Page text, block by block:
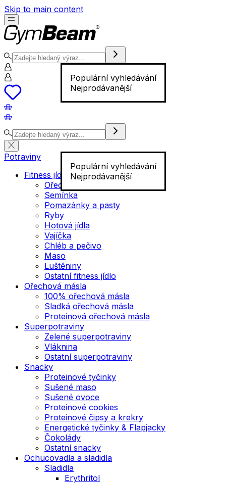
Skip to main content
Populární vyhledávání
Nejprodávanější
Populární vyhledávání
Nejprodávanější
Potraviny
Fitness jídlo
Ořechy
Semínka
Pomazánky a pasty
Ryby
Hotová jídla
Vajíčka
Chléb a pečivo
Maso
Luštěniny
Ostatní fitness jídlo
Ořechová másla
100% ořechová másla
Sladká ořechová másla
Proteinová ořechová másla
Superpotraviny
Zelené superpotraviny
Vláknina
Ostatní superpotraviny
Snacky
Proteinové tyčinky
Sušené maso
Sušené ovoce
Proteinové cookies
Proteinové čipsy a krekry
Energetické tyčinky & Flapjacky
Čokolády
Ostatní snacky
Ochucovadla a sladidla
Sladidla
Erythritol